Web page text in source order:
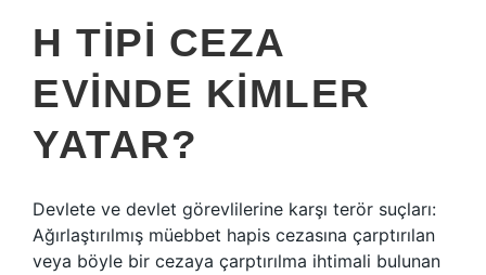
H TIPI CEZA
EVINDE KIMLER
YATAR?
Devlete ve devlet görevlilerine karşı terör suçları:
Ağırlaştırılmış müebbet hapis cezasına çarptırılan
veya böyle bir cezaya çarptırılma ihtimali bulunan